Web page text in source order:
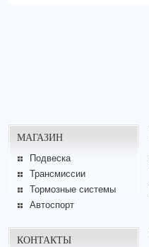
МАГАЗИН
Подвеска
Трансмиссии
Тормозные системы
Автоспорт
КОНТАКТЫ